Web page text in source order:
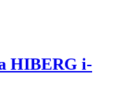
HIBERG i-